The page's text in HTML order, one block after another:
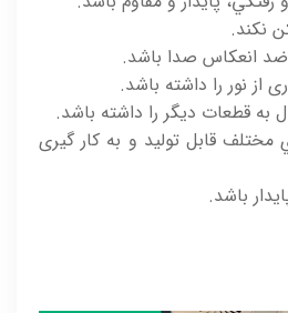
نکند.
انعکاس صدا باشد.
از نور را داشته باشد.
به قطعات ديگر را داشته باشد.
مختلف قابل توليد و به کار گيری
باشد.